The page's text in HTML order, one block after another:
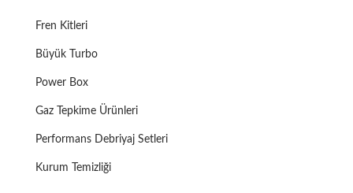
Fren Kitleri
Büyük Turbo
Power Box
Gaz Tepkime Ürünleri
Performans Debriyaj Setleri
Kurum Temizliği